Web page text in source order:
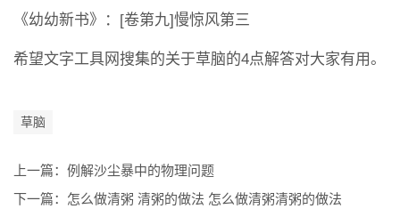
《幼幼新书》：[卷第九]慢惊风第三
希望文字工具网搜集的关于草脑的4点解答对大家有用。
草脑
上一篇： 例解沙尘暴中的物理问题
下一篇： 怎么做清粥 清粥的做法 怎么做清粥清粥的做法